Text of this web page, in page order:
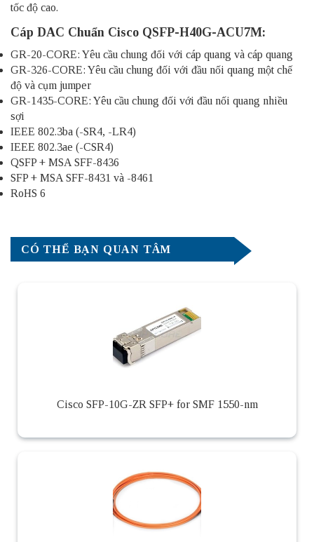
tốc độ cao.
Cáp DAC Chuẩn Cisco QSFP-H40G-ACU7M:
GR-20-CORE: Yêu cầu chung đối với cáp quang và cáp quang
GR-326-CORE: Yêu cầu chung đối với đầu nối quang một chế
độ và cụm jumper
GR-1435-CORE: Yêu cầu chung đối với đầu nối quang nhiều
sợi
IEEE 802.3ba (-SR4, -LR4)
IEEE 802.3ae (-CSR4)
QSFP + MSA SFF-8436
SFP + MSA SFF-8431 và -8461
RoHS 6
CÓ THỂ BẠN QUAN TÂM
Cisco SFP-10G-ZR SFP+ for SMF 1550-nm